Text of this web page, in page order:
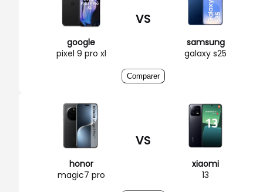
google
pixel 9 pro xl
VS
samsung
galaxy s25
Comparer
honor
magic7 pro
VS
xiaomi
13